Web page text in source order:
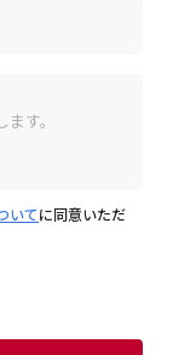
いてに同意いただ